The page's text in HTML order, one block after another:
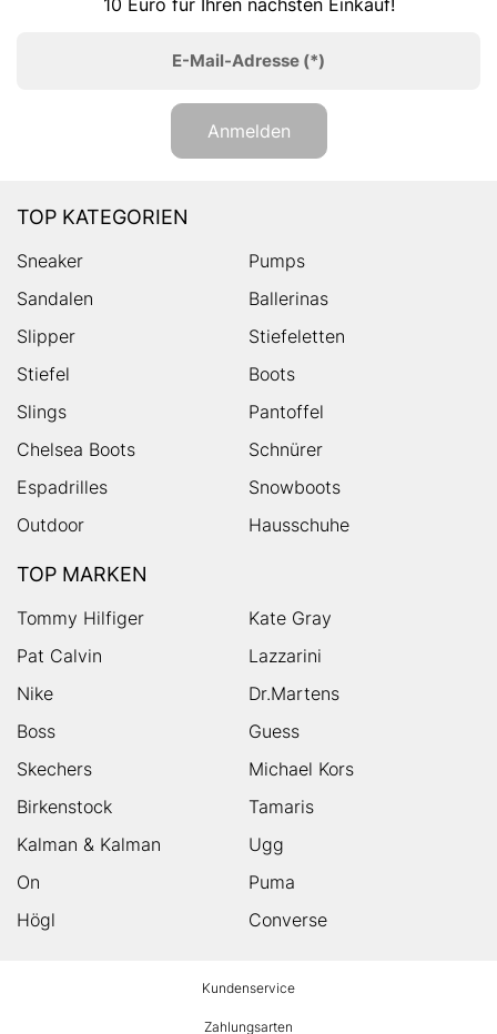
10 Euro für Ihren nächsten Einkauf!
E-Mail-Adresse (*)
Anmelden
TOP KATEGORIEN
Sneaker
Pumps
Sandalen
Ballerinas
Slipper
Stiefeletten
Stiefel
Boots
Slings
Pantoffel
Chelsea Boots
Schnürer
Espadrilles
Snowboots
Outdoor
Hausschuhe
TOP MARKEN
Tommy Hilfiger
Kate Gray
Pat Calvin
Lazzarini
Nike
Dr.Martens
Boss
Guess
Skechers
Michael Kors
Birkenstock
Tamaris
Kalman & Kalman
Ugg
On
Puma
Högl
Converse
Kundenservice
Zahlungsarten